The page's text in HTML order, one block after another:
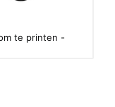
te printen -